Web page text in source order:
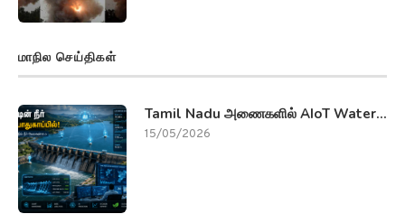
மாநில செய்திகள்
Tamil Nadu அணைகளில் AIoT Water...
15/05/2026